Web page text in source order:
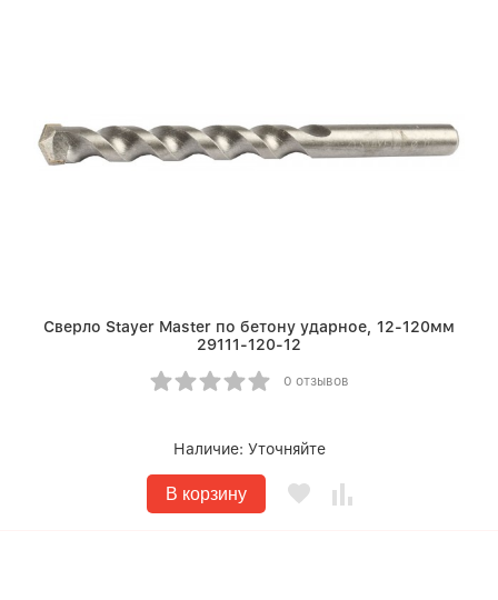
Сверло Stayer Master по бетону ударное, 12-120мм
29111-120-12
0 отзывов
Наличие: Уточняйте
В корзину